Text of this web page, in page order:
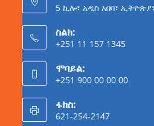
5 ኪሎ፣ አዲስ አበባ፣
ስልክ:
+251 11 157 1345
ሞባይል:
+251 900 00 00 00
ፋክስ:
621-254-2147